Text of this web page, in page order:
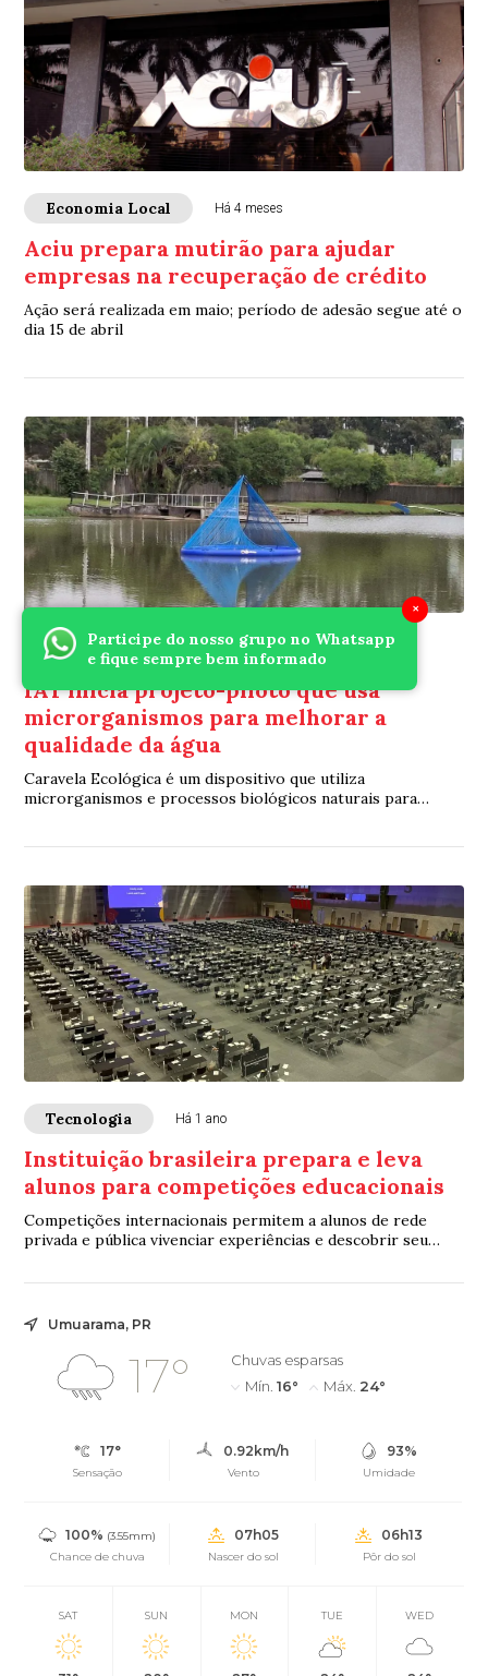
×
Participe do nosso grupo no Whatsapp
e fique sempre bem informado
Economia Local Há 4 meses
Aciu prepara mutirão para ajudar
empresas na recuperação de crédito
Ação será realizada em maio; período de adesão segue até o
dia 15 de abril
Meio Ambiente Há 5 meses
IAT inicia projeto-piloto que usa
microrganismos para melhorar a
qualidade da água
Caravela Ecológica é um dispositivo que utiliza
microrganismos e processos biológicos naturais para
Tecnologia Há 1 ano
Instituição brasileira prepara e leva
alunos para competições educacionais
Competições internacionais permitem a alunos de rede
privada e pública vivenciar experiências e descobrir seu
Umuarama, PR
17°
Chuvas esparsas
Mín. 16° Máx. 24°
17°
Sensação
0.92km/h
Vento
93%
Umidade
100% (3.55mm)
Chance de chuva
07h05
Nascer do sol
06h13
Pôr do sol
SAT SUN MON TUE WED